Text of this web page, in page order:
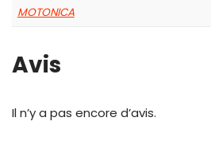
MOTONICA
Avis
Il n’y a pas encore d’avis.